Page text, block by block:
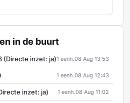
in de buurt
(Directe inzet: ja)1 eenh.08 Aug 13:53
1 eenh.08 Aug 12:43
inzet: ja) 1 eenh.08 Aug 11:02